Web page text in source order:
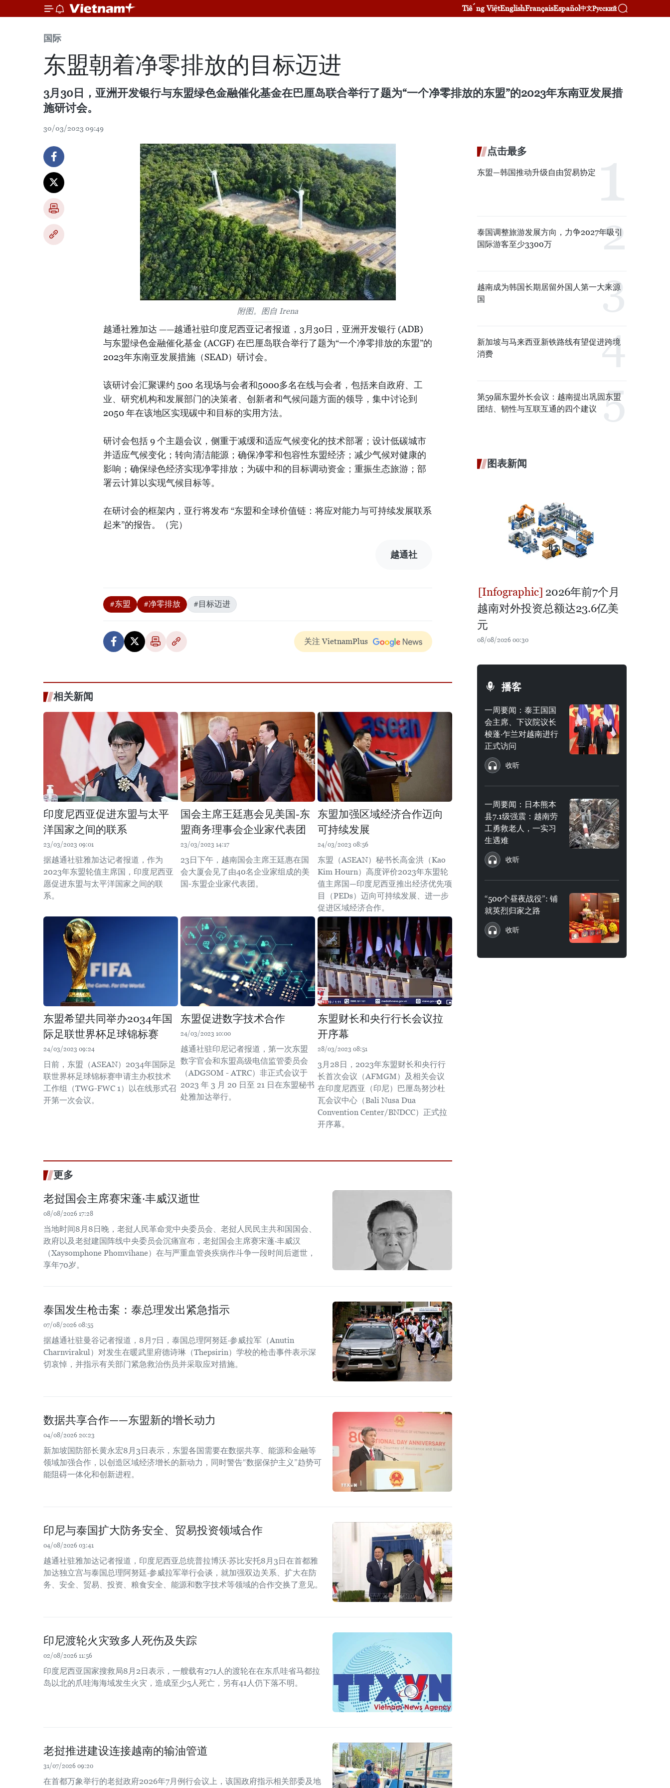
Tiếng ViệtEnglishFrançaisEspañol中文Русский
国际
东盟朝着净零排放的目标迈进
3月30日，亚洲开发银行与东盟绿色金融催化基金在巴厘岛联合举行了题为“一个净零排放的东盟”的2023年东南亚发展措
施研讨会。
30/03/2023 09:49
附图。图自 Irena
越通社雅加达 ——越通社驻印度尼西亚记者报道，3月30日，亚洲开发银行 (ADB)
与东盟绿色金融催化基金 (ACGF) 在巴厘岛联合举行了题为“一个净零排放的东盟”的
2023年东南亚发展措施（SEAD）研讨会。
该研讨会汇聚课约 500 名现场与会者和5000多名在线与会者，包括来自政府、工
业、研究机构和发展部门的决策者、创新者和气候问题方面的领导，集中讨论到
2050 年在该地区实现碳中和目标的实用方法。
研讨会包括 9 个主题会议，侧重于减缓和适应气候变化的技术部署；设计低碳城市
并适应气候变化；转向清洁能源；确保净零和包容性东盟经济；减少气候对健康的
影响；确保绿色经济实现净零排放；为碳中和的目标调动资金；重振生态旅游；部
署云计算以实现气候目标等。
在研讨会的框架内，亚行将发布 “东盟和全球价值链：将应对能力与可持续发展联系
起来”的报告。（完）
越通社
#东盟 #净零排放 #目标迈进
关注 VietnamPlus
相关新闻
印度尼西亚促进东盟与太平
洋国家之间的联系
23/03/2023 09:01
据越通社驻雅加达记者报道，作为
2023年东盟轮值主席国，印度尼西亚
愿促进东盟与太平洋国家之间的联
系。
国会主席王廷惠会见美国-东
盟商务理事会企业家代表团
23/03/2023 14:17
23日下午，越南国会主席王廷惠在国
会大厦会见了由40名企业家组成的美
国-东盟企业家代表团。
东盟加强区域经济合作迈向
可持续发展
24/03/2023 08:56
东盟（ASEAN）秘书长高金洪（Kao
Kim Hourn）高度评价2023年东盟轮
值主席国—印度尼西亚推出经济优先项
目（PEDs）迈向可持续发展、进一步
促进区域经济合作。
东盟希望共同举办2034年国
际足联世界杯足球锦标赛
24/03/2023 09:24
日前，东盟（ASEAN）2034年国际足
联世界杯足球锦标赛申请主办权技术
工作组（TWG-FWC 1）以在线形式召
开第一次会议。
东盟促进数字技术合作
24/03/2023 10:00
越通社驻印尼记者报道，第一次东盟
数字官会和东盟高级电信监管委员会
（ADGSOM - ATRC）非正式会议于
2023 年 3 月 20 日至 21 日在东盟秘书
处雅加达举行。
东盟财长和央行行长会议拉
开序幕
28/03/2023 08:51
3月28日，2023年东盟财长和央行行
长首次会议（AFMGM）及相关会议
在印度尼西亚（印尼）巴厘岛努沙杜
瓦会议中心（Bali Nusa Dua
Convention Center/BNDCC）正式拉
开序幕。
更多
老挝国会主席赛宋蓬·丰威汉逝世
08/08/2026 17:28
当地时间8月8日晚，老挝人民革命党中央委员会、老挝人民民主共和国国会、
政府以及老挝建国阵线中央委员会沉痛宣布，老挝国会主席赛宋蓬·丰威汉
（Xaysomphone Phomvihane）在与严重血管炎疾病作斗争一段时间后逝世，
享年70岁。
泰国发生枪击案：泰总理发出紧急指示
07/08/2026 08:55
据越通社驻曼谷记者报道，8月7日，泰国总理阿努廷·参威拉军（Anutin
Charnvirakul）对发生在暖武里府德诗琳（Thepsirin）学校的枪击事件表示深
切哀悼，并指示有关部门紧急救治伤员并采取应对措施。
数据共享合作——东盟新的增长动力
04/08/2026 20:23
新加坡国防部长黄永宏8月3日表示，东盟各国需要在数据共享、能源和金融等
领域加强合作，以创造区域经济增长的新动力，同时警告“数据保护主义”趋势可
能阻碍一体化和创新进程。
印尼与泰国扩大防务安全、贸易投资领域合作
04/08/2026 03:41
越通社驻雅加达记者报道，印度尼西亚总统普拉博沃·苏比安托8月3日在首都雅
加达独立宫与泰国总理阿努廷·参威拉军举行会谈，就加强双边关系、扩大在防
务、安全、贸易、投资、粮食安全、能源和数字技术等领域的合作交换了意见。
印尼渡轮火灾致多人死伤及失踪
02/08/2026 11:56
印度尼西亚国家搜救局8月2日表示，一艘载有271人的渡轮在在东爪哇省马都拉
岛以北的爪哇海海域发生火灾，造成至少5人死亡，另有41人仍下落不明。
老挝推进建设连接越南的输油管道
31/07/2026 09:20
在首都万象举行的老挝政府2026年7月例行会议上，该国政府指示相关部委及地
点击最多
东盟—韩国推动升级自由贸易协定
泰国调整旅游发展方向，力争2027年吸引
国际游客至少3300万
越南成为韩国长期居留外国人第一大来源
国
新加坡与马来西亚新铁路线有望促进跨境
消费
第59届东盟外长会议：越南提出巩固东盟
团结、韧性与互联互通的四个建议
图表新闻
2026年前7个月
越南对外投资总额达23.6亿美
元
08/08/2026 00:30
播客
一周要闻：泰王国国
会主席、下议院议长
梭蓬·乍兰对越南进行
正式访问
收听
一周要闻：日本熊本
县7.1级强震：越南劳
工勇救老人，一实习
生遇难
收听
“500个昼夜战役”: 铺
就英烈归家之路
收听